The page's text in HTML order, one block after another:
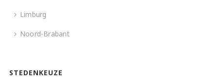
Limburg
Noord-Brabant
STEDENKEUZE